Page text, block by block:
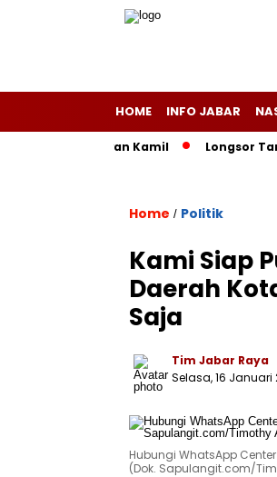
HOME INFO JABAR
Ridwan Kamil Longsor
Home / Politik
Kami Siap
Daerah
Saja
Tim Jabar Raya
Selasa, 16 Januari
Hubungi WhatsApp
(Dok. Sapulangit.com/